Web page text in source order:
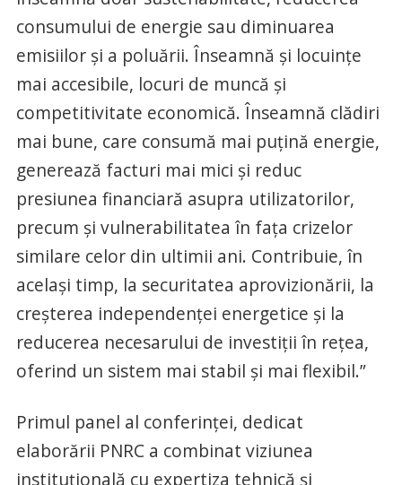
consumului de energie sau diminuarea
emisiilor și a poluării. Înseamnă și locuințe
mai accesibile, locuri de muncă și
competitivitate economică. Înseamnă clădiri
mai bune, care consumă mai puțină energie,
generează facturi mai mici și reduc
presiunea financiară asupra utilizatorilor,
precum și vulnerabilitatea în fața crizelor
similare celor din ultimii ani. Contribuie, în
același timp, la securitatea aprovizionării, la
creșterea independenței energetice și la
reducerea necesarului de investiții în rețea,
oferind un sistem mai stabil și mai flexibil.”
Primul panel al conferinței, dedicat
elaborării PNRC a combinat viziunea
instituțională cu expertiza tehnică și